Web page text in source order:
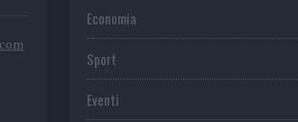
Economia
Sport
Eventi